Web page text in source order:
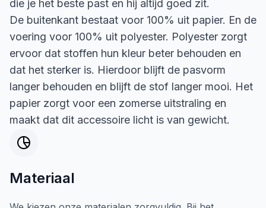
die je het beste past en hij altijd goed zit.
De buitenkant bestaat voor 100% uit papier. En de
voering voor 100% uit polyester. Polyester zorgt
ervoor dat stoffen hun kleur beter behouden en
dat het sterker is. Hierdoor blijft de pasvorm
langer behouden en blijft de stof langer mooi. Het
papier zorgt voor een zomerse uitstraling en
maakt dat dit accessoire licht is van gewicht.
Materiaal